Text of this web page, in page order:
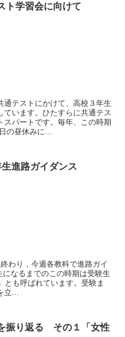
ト学習会に向けて
テストにかけて、高校３年生
ています。ひたすらに共通テス
スパートです。毎年、この時期
の昼休みに...
進路ガイダンス
わり，今週各教科で進路ガイ
なるまでのこの時期は受験生
とも呼ばれています。受験ま
...
振り返る その１「女性